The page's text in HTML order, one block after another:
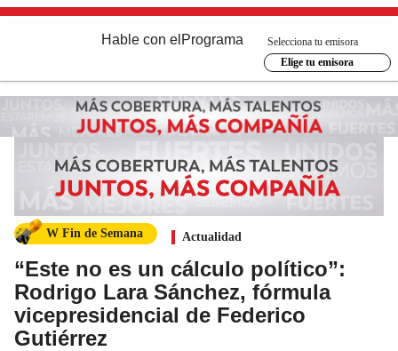
Hable con el Programa
Selecciona tu emisora
Elige tu emisora
W Fin de Semana Actualidad
“Este no es un cálculo político”:
Rodrigo Lara Sánchez, fórmula
vicepresidencial de Federico
Gutiérrez